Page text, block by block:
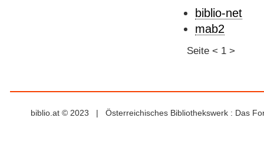
biblio-net
mab2
Seite < 1 >
biblio.at © 2023 | Österreichisches Bibliothekswerk : Das